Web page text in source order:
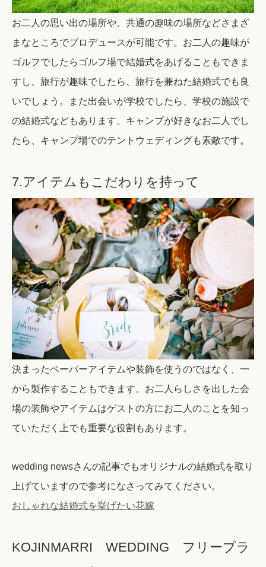
お二人の思い出の場所や、共通の趣味の場所などさまざ
まなところでプロデュースが可能です。お二人の趣味が
ゴルフでしたらゴルフ場で結婚式をあげることもできま
すし、旅行が趣味でしたら、旅行を兼ねた結婚式でも良
いでしょう。また出会いが学校でしたら、学校の施設で
の結婚式などもあります。キャンプが好きなお二人でし
たら、キャンプ場でのテントウェディングも素敵です。
7.アイテムもこだわりを持って
決まったペーパーアイテムや装飾を使うのではなく、一
から製作することもできます。お二人らしさを出した会
場の装飾やアイテムはゲストの方にお二人のことを知っ
ていただく上でも重要な役割もあります。
wedding newsさんの記事でもオリジナルの結婚式を取り
上げていますので参考になさってみてください。
おしゃれな結婚式を挙げたい花嫁
KOJINMARRI WEDDING フリープラ